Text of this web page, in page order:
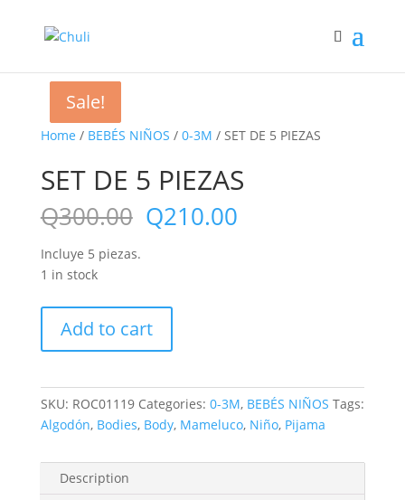
Home / BEBÉS NIÑOS / 0-3M / SET DE 5 PIEZAS
Sale!
SET DE 5 PIEZAS
Q300.00 Q210.00
Incluye 5 piezas.
1 in stock
5
quantity
Add to cart
SKU: ROC01119 Categories: 0-3M, BEBÉS NIÑOS Tags:
Algodón, Bodies, Body, Mameluco, Niño, Pijama
Description
Sale!
Sale!